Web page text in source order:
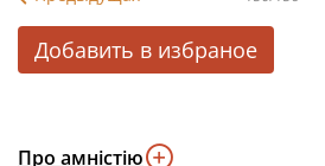
Добавить в избраное
Про амністію